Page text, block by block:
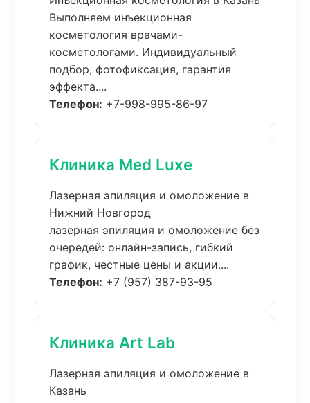
Выполняем инъекционная
косметология врачами-
косметологами. Индивидуальный
подбор, фотофиксация, гарантия
эффекта....
Телефон: +7-998-995-86-97
Клиника Med Luxe
Лазерная эпиляция и омоложение в
Нижний Новгород
лазерная эпиляция и омоложение без
очередей: онлайн-запись, гибкий
график, честные цены и акции....
Телефон: +7 (957) 387-93-95
Клиника Art Lab
Лазерная эпиляция и омоложение в
Казань